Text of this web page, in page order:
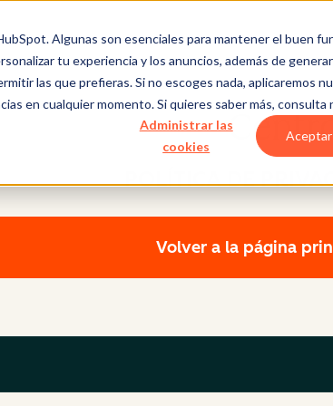
Algunas son esenciales para mantener el buen
tu experiencia y los anuncios, además de
las que prefieras. Si no escoges nada, aplicaremos
en cualquier momento. Si quieres saber más, consulta
Administrar las
cookies
POLÍTICA DE
Volver a la página